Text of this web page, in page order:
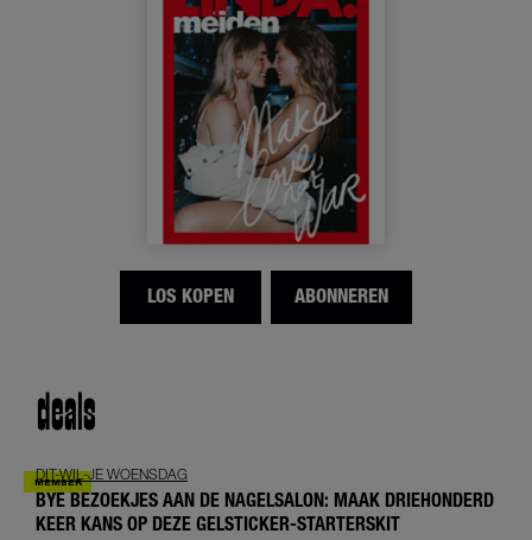
LOS KOPEN ABONNEREN
deals
DIT-WIL-JE WOENSDAG
BYE BEZOEKJES AAN DE NAGELSALON: MAAK DRIEHONDERD
KEER KANS OP DEZE GELSTICKER-STARTERSKIT